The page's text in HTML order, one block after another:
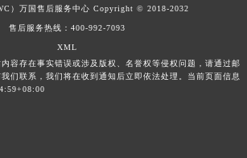
） 万国售后服务中心 Copyright © 2018-2032
售后服务热线： 400-992-7093
XML
容存在事实错误或涉及版权、名誉权等侵权问题，请通过邮
们联系，我们将在收到通知后立即依法处理。当前页面信息